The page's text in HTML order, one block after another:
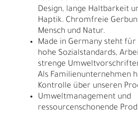
Design, lange Haltbarkeit
Haptik. Chromfreie
Mensch und Natur.
Made in Germany steht für
hohe Sozialstandards,
strenge
Als Familienunternehmen
Kontrolle über unseren
Umweltmanagement und
ressourcenschonende